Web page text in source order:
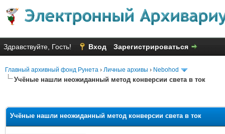
Здравствуйте, Гость! Вход Зарегистрироваться
Главный архивный фонд Рунета › Личные архивы › Nebohod
Учёные нашли неожиданный метод конверсии света в ток
Учёные нашли неожиданный метод конверсии света в ток